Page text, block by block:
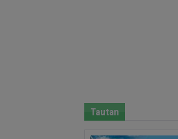
Tautan